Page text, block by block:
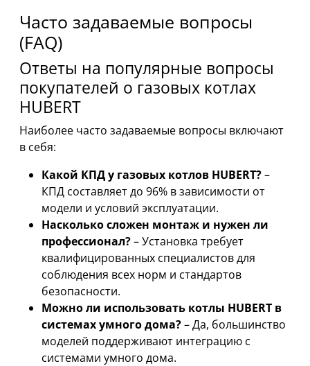
Часто задаваемые вопросы
(FAQ)
Ответы на популярные вопросы
покупателей о газовых котлах
HUBERT
Наиболее часто задаваемые вопросы включают
в себя:
Какой КПД у газовых котлов HUBERT?–
КПД составляет до 96% в зависимости от
модели и условий эксплуатации.
Насколько сложен монтаж и нужен ли
профессионал?– Установка требует
квалифицированных специалистов для
соблюдения всех норм и стандартов
безопасности.
Можно ли использовать котлы HUBERT в
системах умного дома?– Да, большинство
моделей поддерживают интеграцию с
системами умного дома.